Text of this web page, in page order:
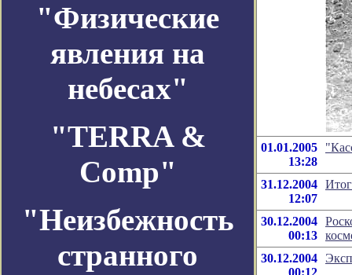
"Физические
явления на
небесах"
"TERRA &
Comp"
"Неизбежность
странного
01.01.2005
13:28
31.12.2004
12:07
30.12.2004
00:13
30.12.2004
00:12